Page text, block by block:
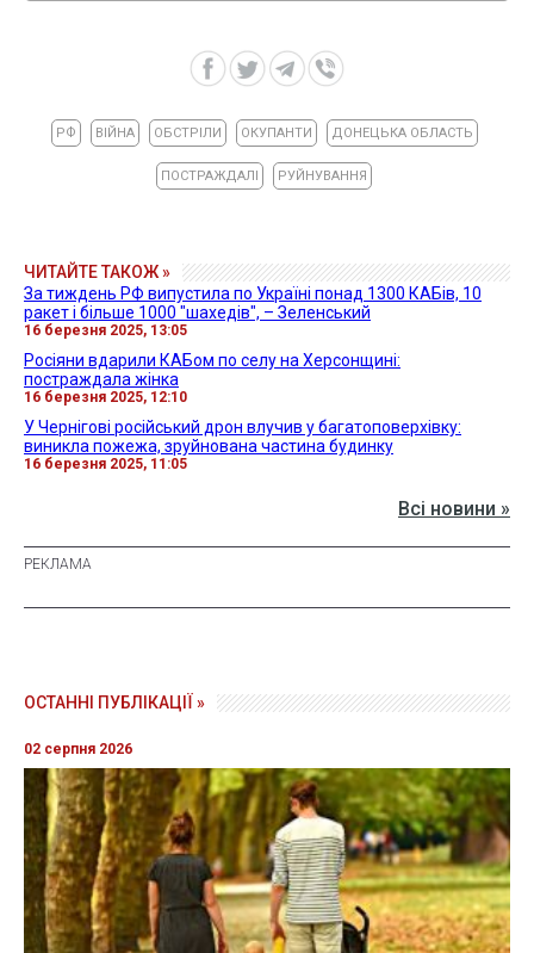
РФ ВІЙНА ОБСТРІЛИ ОКУПАНТИ ДОНЕЦЬКА ОБЛАСТЬ
ПОСТРАЖДАЛІ РУЙНУВАННЯ
ЧИТАЙТЕ ТАКОЖ »
За тиждень РФ випустила по Україні понад 1300 КАБів, 10
ракет і більше 1000 "шахедів", – Зеленський
16 березня 2025, 13:05
Росіяни вдарили КАБом по селу на Херсонщині:
постраждала жінка
16 березня 2025, 12:10
У Чернігові російський дрон влучив у багатоповерхівку:
виникла пожежа, зруйнована частина будинку
16 березня 2025, 11:05
Всі новини »
ОСТАННІ ПУБЛІКАЦІЇ »
02 серпня 2026